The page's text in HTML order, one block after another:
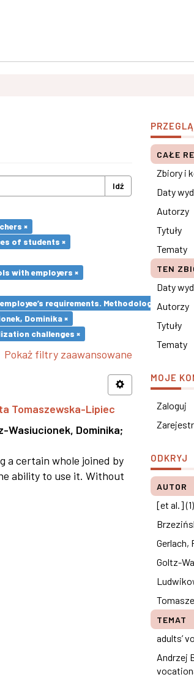
Idź
×
of students ×
with employers ×
requirements. Methodological
Dominika ×
challenges ×
Pokaż filtry zaawansowane
Tomaszewska-Lipiec
Wasiucionek, Dominika;
a certain whole joined by
ability to use it. Without
CAŁE
Zbiory i
Daty
Autorzy
Tytuły
Tematy
TEN
Daty
Autorzy
Tytuły
Tematy
MOJE
Zaloguj
ODKRYJ
AUTOR
[et al.] (1)
Gerlach,
Goltz-
TEMAT
adults’
Andrzej